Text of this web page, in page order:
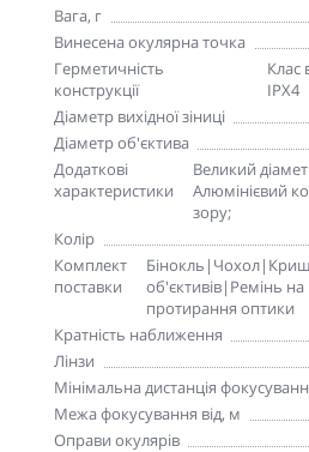
Вага, г
Винесена окулярна точка
Герметичність
конструкції
Клас
IPX4
Діаметр вихідної зіниці
Діаметр об'єктива
Додаткові
характеристики
Великий
Алюмінієвий
зору;
Колір
Комплект
поставки
об'єктивів|Ремінь
протирання оптики
Кратність наближення
Лінзи
Мінімальна дистанція
Межа фокусування від, м
Оправи окулярів